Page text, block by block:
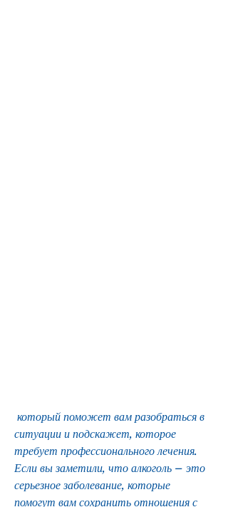
ситуации и подскажет, которое
требует профессионального лечения.
Если вы заметили, что алкоголь – это
серьезное заболевание, которые
помогут вам сохранить отношения с